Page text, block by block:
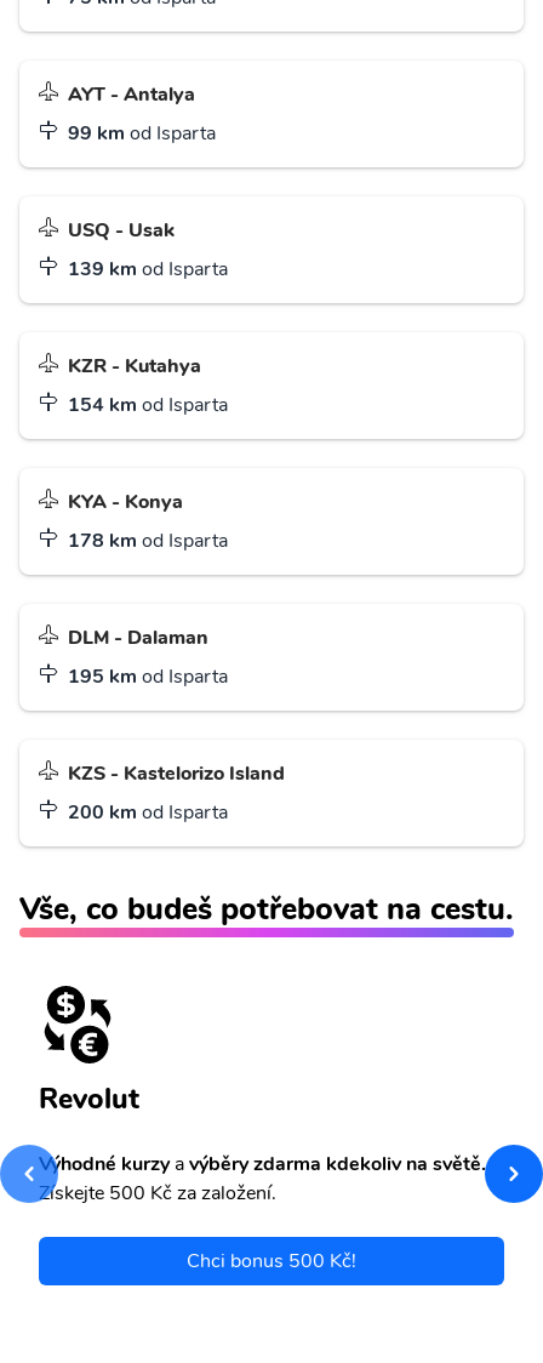
AYT - Antalya
99 km od Isparta
USQ - Usak
139 km od Isparta
KZR - Kutahya
154 km od Isparta
KYA - Konya
178 km od Isparta
DLM - Dalaman
195 km od Isparta
KZS - Kastelorizo Island
200 km od Isparta
Vše, co budeš potřebovat na cestu.
Revolut
Výhodné kurzyavýběry zdarma kdekoliv na světě.
Získejte 500 Kč za založení.
Chci bonus 500 Kč!